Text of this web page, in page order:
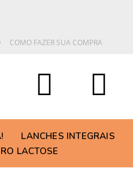
COMO FAZER SUA COMPRA
LANCHES INTEGRAIS
LACTOSE